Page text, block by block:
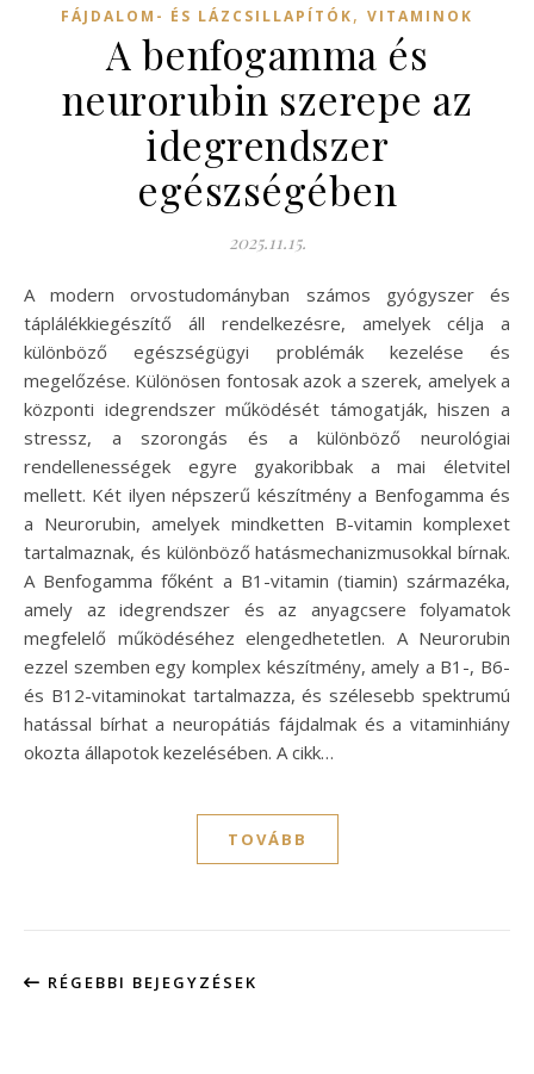
FÁJDALOM- ÉS LÁZCSILLAPÍTÓK, VITAMINOK
A benfogamma és
neurorubin szerepe az
idegrendszer
egészségében
2025.11.15.
A modern orvostudományban számos gyógyszer és
táplálékkiegészítő áll rendelkezésre, amelyek célja a
különböző egészségügyi problémák kezelése és
megelőzése. Különösen fontosak azok a szerek, amelyek a
központi idegrendszer működését támogatják, hiszen a
stressz, a szorongás és a különböző neurológiai
rendellenességek egyre gyakoribbak a mai életvitel
mellett. Két ilyen népszerű készítmény a Benfogamma és
a Neurorubin, amelyek mindketten B-vitamin komplexet
tartalmaznak, és különböző hatásmechanizmusokkal bírnak.
A Benfogamma főként a B1-vitamin (tiamin) származéka,
amely az idegrendszer és az anyagcsere folyamatok
megfelelő működéséhez elengedhetetlen. A Neurorubin
ezzel szemben egy komplex készítmény, amely a B1-, B6-
és B12-vitaminokat tartalmazza, és szélesebb spektrumú
hatással bírhat a neuropátiás fájdalmak és a vitaminhiány
okozta állapotok kezelésében. A cikk…
TOVÁBB
RÉGEBBI BEJEGYZÉSEK